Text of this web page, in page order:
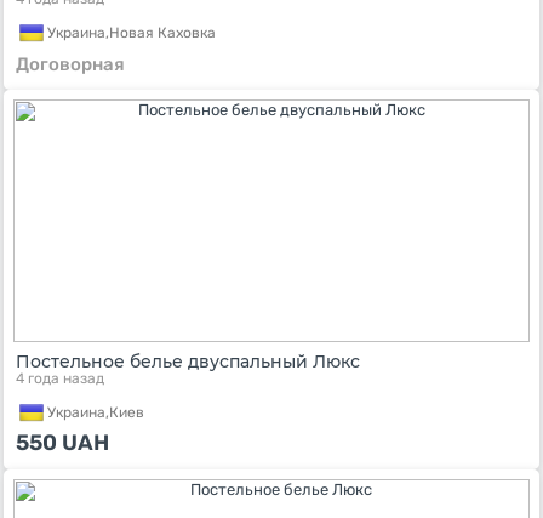
Украина,Новая Каховка
Договорная
Постельное белье двуспальный Люкс
4 года назад
Украина,Киев
550 UAH